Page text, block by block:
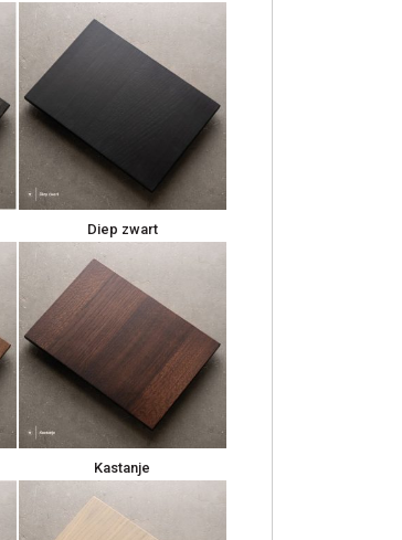
Diep zwart
Kastanje